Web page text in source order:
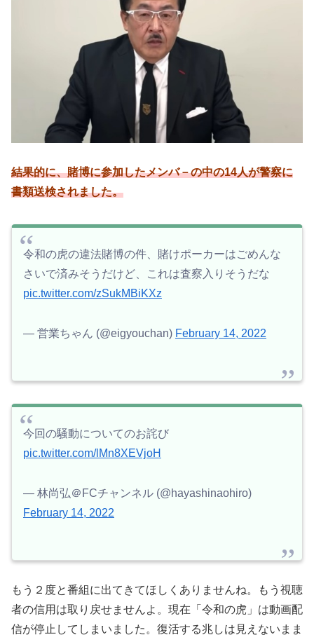
結果的に、賭博に参加したメンバ－の中の14人が警察に
書類送検されました。
令和の虎の違法賭博の件、賭けポーカーはごめんな
さいで済みそうだけど、これは査察入りそうだな
pic.twitter.com/zSukMBiKXz
— 営業ちゃん (@eigyouchan) February 14, 2022
今回の騒動についてのお詫び
pic.twitter.com/lMn8XEVjoH
— 林尚弘＠FCチャンネル (@hayashinaohiro)
February 14, 2022
もう２度と番組に出てきてほしくありませんね。もう視聴
者の信用は取り戻せませんよ。現在「令和の虎」は動画配
信が停止してしまいました。復活する兆しは見えないまま